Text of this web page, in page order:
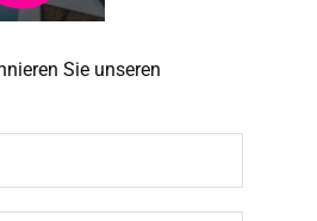
Sie unseren